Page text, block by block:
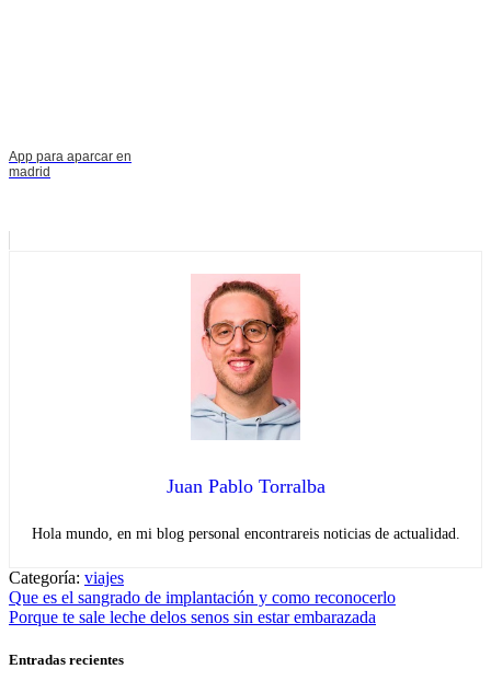
App para aparcar en
madrid
Juan Pablo Torralba
Hola mundo, en mi blog personal encontrareis noticias de actualidad.
Categoría: viajes
Navegación
de
entradas
Entrada
anterior:
Que es el sangrado de implantación y como reconocerlo
Entrada
Porque te sale leche delos senos sin estar embarazada
Entradas recientes